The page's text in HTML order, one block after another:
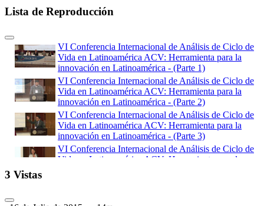
Lista de Reproducción
VI Conferencia Internacional de Análisis de Ciclo de
Vida en Latinoamérica ACV: Herramienta para la
innovación en Latinoamérica - (Parte 1)
VI Conferencia Internacional de Análisis de Ciclo de
Vida en Latinoamérica ACV: Herramienta para la
innovación en Latinoamérica - (Parte 2)
VI Conferencia Internacional de Análisis de Ciclo de
Vida en Latinoamérica ACV: Herramienta para la
innovación en Latinoamérica - (Parte 3)
VI Conferencia Internacional de Análisis de Ciclo de
Vida en Latinoamérica ACV: Herramienta para la
innovación en Latinoamérica - (Parte 5)
3 Vistas